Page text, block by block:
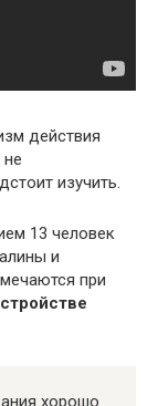
действия
не
изучить.
13 человек
и
при
хорошо